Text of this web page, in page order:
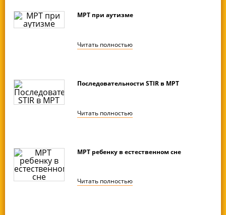
МРТ при аутизме
Читать полностью
Последовательности STIR в МРТ
Читать полностью
МРТ ребенку в естественном сне
Читать полностью